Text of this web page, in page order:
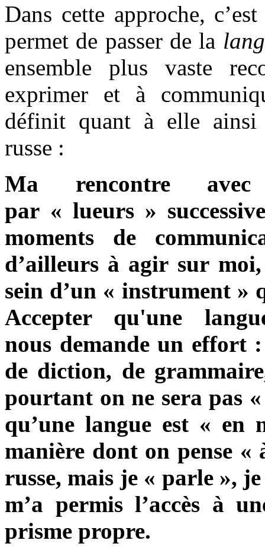
Dans cette approche,
permet de passer de la
ensemble plus vaste
exprimer et à
définit quant à elle ainsi
russe :
Ma rencontre
par « lueurs »
moments de
d’ailleurs à agir sur
sein d’un « instrument »
Accepter qu'une
nous demande un effort
de diction, de
pourtant on ne sera pas
qu’une langue est « en
manière dont on pense
russe, mais je « parle»,
m’a permis l’accès à
prisme propre.